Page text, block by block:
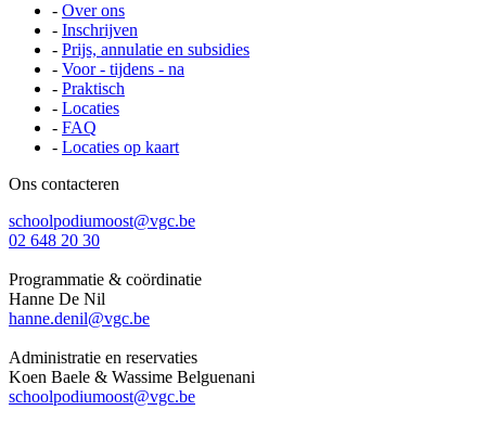
- Over ons
- Inschrijven
- Prijs, annulatie en subsidies
- Voor - tijdens - na
- Praktisch
- Locaties
- FAQ
- Locaties op kaart
Ons contacteren
schoolpodiumoost@vgc.be
02 648 20 30
Programmatie & coördinatie
Hanne De Nil
hanne.denil@vgc.be
Administratie en reservaties
Koen Baele & Wassime Belguenani
schoolpodiumoost@vgc.be